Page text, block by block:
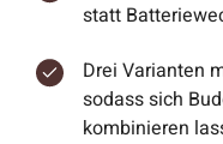
statt
Drei Varianten
sodass sich
kombinieren